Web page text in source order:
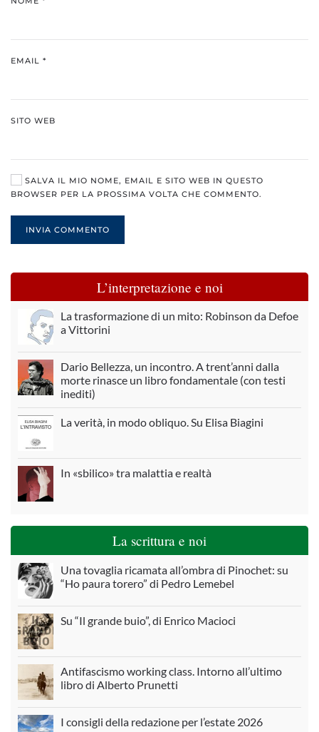
EMAIL *
SITO WEB
SALVA IL MIO NOME, EMAIL E SITO WEB IN QUESTO
BROWSER PER LA PROSSIMA VOLTA CHE COMMENTO.
INVIA COMMENTO
L’interpretazione e noi
La trasformazione di un mito: Robinson da Defoe
a Vittorini
Dario Bellezza, un incontro. A trent’anni dalla
morte rinasce un libro fondamentale (con testi
inediti)
La verità, in modo obliquo. Su Elisa Biagini
In «sbilico» tra malattia e realtà
La scrittura e noi
Una tovaglia ricamata all’ombra di Pinochet: su
“Ho paura torero” di Pedro Lemebel
Su “Il grande buio”, di Enrico Macioci
Antifascismo working class. Intorno all’ultimo
libro di Alberto Prunetti
I consigli della redazione per l’estate 2026